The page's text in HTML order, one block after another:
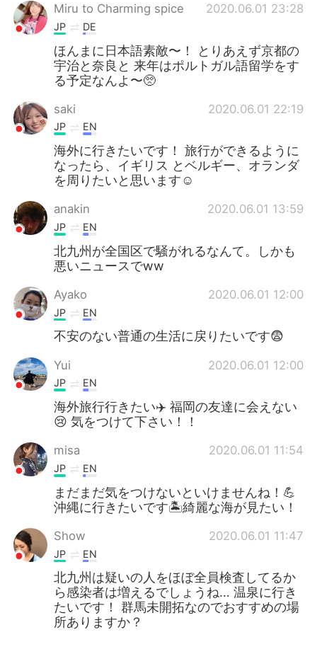
Miru to Charming spice
2020.06.01 23:28
JP DE
ほんまに日本語素敵〜！ とりあえず京都の
宇治と奈良と 来年はポルトガル語留学をす
る予定なんよ〜🥺
saki 2020.06.01 22:19
JP EN
海外に行きたいです！ 旅行ができるように
なったら、イギリス とベルギー、オランダ
を周りたいと思います☺️
anakin 2020.06.01 13:59
JP EN
北九州が全国区で騒がれるなんて。しかも
悪いニュースでww
Ayako 2020.06.01 12:00
JP EN
不安のない普通の生活に戻りたいです😨
Yui 2020.06.01 12:00
JP EN
海外旅行行きたい✈️ 福岡の友達に会えない
😢 気をつけて下さい！！
misa 2020.06.01 11:54
JP EN
まだまだ気をつけないといけませんね！💪
沖縄に行きたいです🏝綺麗な海が見たい！
Show 2020.06.01 11:47
JP EN
北九州は疑いの人をほぼ全員検査してるか
ら感染者は増えるでしょうね… 温泉に行き
たいです！ 群馬未開拓なのでおすすめの場
所ありますか？